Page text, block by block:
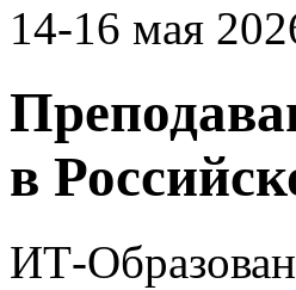
14-16 мая
в
ИТ-